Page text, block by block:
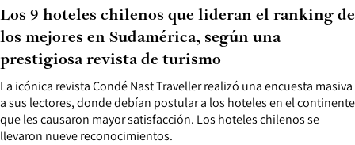
La icónica revista Condé Nast Traveller realizó una encuesta masiva
a sus lectores, donde debían postular a los hoteles en el continente
que les causaron mayor satisfacción. Los hoteles chilenos se
llevaron nueve reconocimientos.
Los 9 hoteles chilenos que lideran el ranking de
los mejores en Sudamérica, según una
prestigiosa revista de turismo